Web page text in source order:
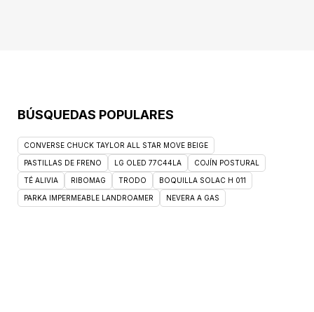
BÚSQUEDAS POPULARES
CONVERSE CHUCK TAYLOR ALL STAR MOVE BEIGE
PASTILLAS DE FRENO LG OLED 77C44LA COJÍN POSTURAL
TÉ ALIVIA RIBOMAG TRODO BOQUILLA SOLAC H 011
PARKA IMPERMEABLE LANDROAMER NEVERA A GAS